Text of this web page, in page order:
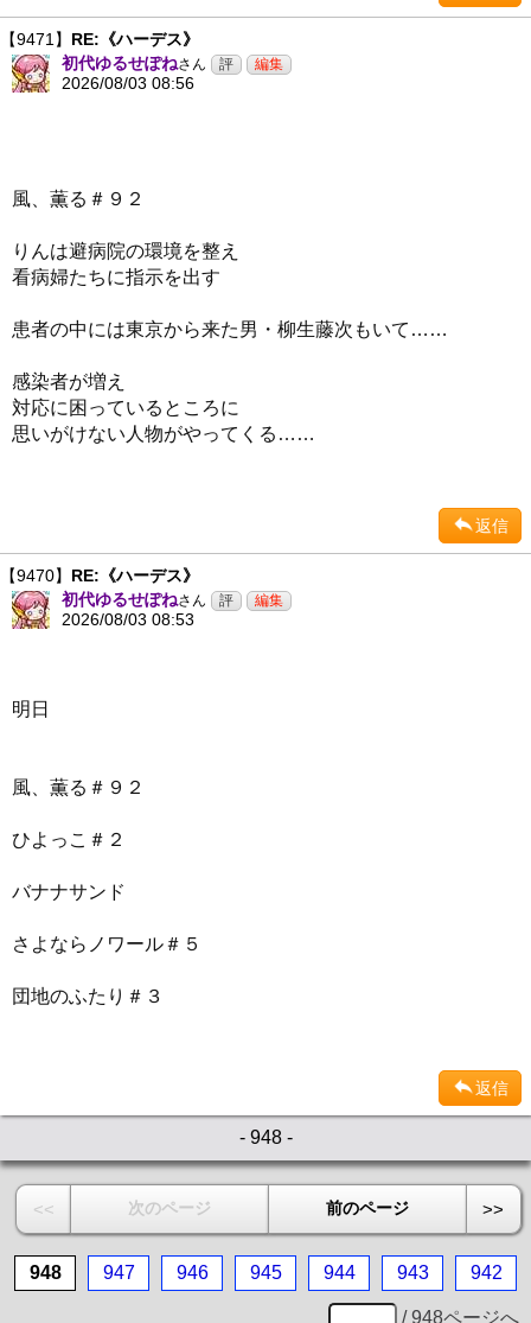
【9471】 RE:《ハーデス》
初代ゆるせぽねさん
2026/08/03 08:56
風、薫る＃９２
りんは避病院の環境を整え
看病婦たちに指示を出す
患者の中には東京から来た男・柳生藤次もいて……
感染者が増え
対応に困っているところに
思いがけない人物がやってくる……
返信
【9470】 RE:《ハーデス》
初代ゆるせぽねさん
2026/08/03 08:53
明日
風、薫る＃９２
ひよっこ＃２
バナナサンド
さよならノワール＃５
団地のふたり＃３
返信
- 948 -
<< 次のページ 前のページ >>
948 947 946 945 944 943 942
/ 948ページへ